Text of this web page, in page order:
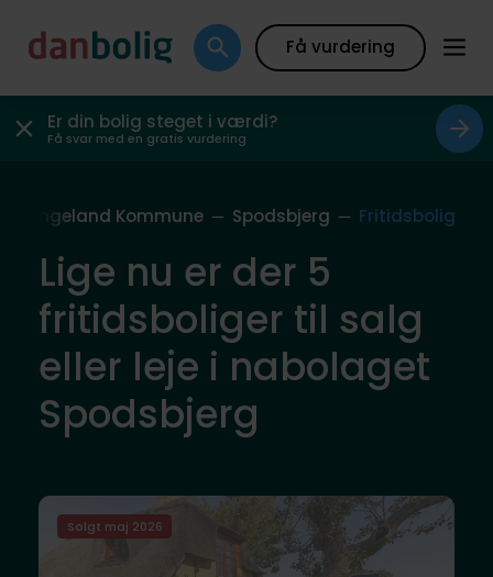
Få vurdering
Er din bolig steget i værdi?
Få svar med en gratis vurdering
Langeland Kommune Spodsbjerg Fritidsbolig
Lige nu er der 5
fritidsboliger til salg
eller leje i nabolaget
Spodsbjerg
Solgt maj 2026